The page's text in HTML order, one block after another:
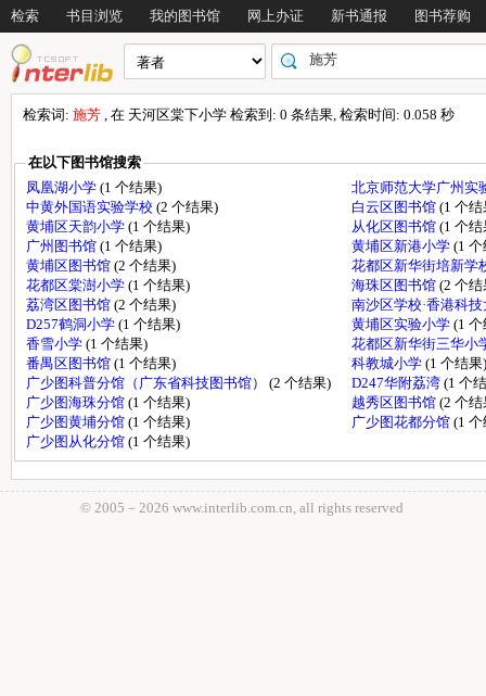
检索 书目浏览 我的图书馆 网上办证 新书通报 图书荐购
检索词: 施芳 , 在 天河区棠下小学 检索到: 0 条结果, 检索时间: 0.058 秒
在以下图书馆搜索
凤凰湖小学 (1 个结果)
北京师范大学广州实
中黄外国语实验学校 (2 个结果) 白云区图书馆 (1 个结
黄埔区天韵小学 (1 个结果) 从化区图书馆 (1 个结
广州图书馆 (1 个结果) 黄埔区新港小学 (1
黄埔区图书馆 (2 个结果)
花都区新华街培新学
花都区棠澍小学 (1 个结果) 海珠区图书馆 (2 个结
荔湾区图书馆 (2 个结果)
南沙区学校·香港科
D257鹤洞小学 (1 个结果) 黄埔区实验小学 (1
香雪小学 (1 个结果)
花都区新华街三华小
番禺区图书馆 (1 个结果) 科教城小学 (1 个结果)
广少图科普分馆（广东省科技图书馆） (2 个结果) D247华附荔湾 (1 个
广少图海珠分馆 (1 个结果) 越秀区图书馆 (2 个结
广少图黄埔分馆 (1 个结果) 广少图花都分馆 (1
广少图从化分馆 (1 个结果)
© 2005－ 2026 www.interlib.com.cn, all rights reserved